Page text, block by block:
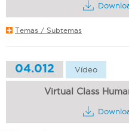
Temas / Subtemas
04.012 Vídeo
Virtual Class